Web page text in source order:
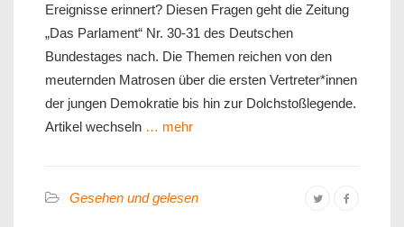
Ereignisse erinnert? Diesen Fragen geht die Zeitung
„Das Parlament“ Nr. 30-31 des Deutschen
Bundestages nach. Die Themen reichen von den
meuternden Matrosen über die ersten Vertreter*innen
der jungen Demokratie bis hin zur Dolchstoßlegende.
Artikel wechseln … mehr
Gesehen und gelesen